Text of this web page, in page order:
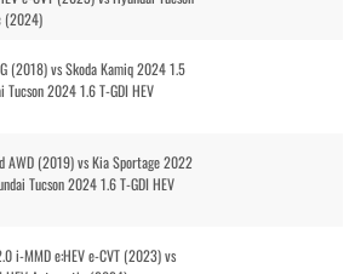
(2024)
(2018) vs Skoda Kamiq 2024 1.5
Tucson 2024 1.6 T-GDI HEV
AWD (2019) vs Kia Sportage 2022
Tucson 2024 1.6 T-GDI HEV
i-MMD e:HEV e-CVT (2023) vs